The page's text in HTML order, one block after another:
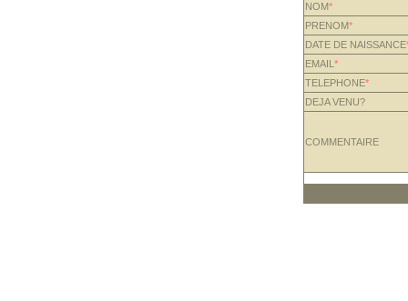
NOM*
PRENOM*
DATE DE NAISSANCE
EMAIL *
TELEPHONE*
DEJA VENU?
COMMENTAIRE